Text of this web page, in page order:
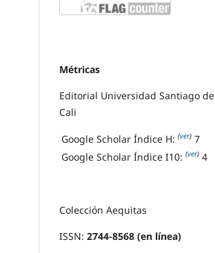
Métricas
Editorial Universidad Santiago de
Cali
Google Scholar Índice H: (ver) 7
Google Scholar Índice I10: (ver) 4
Colección Aequitas
ISSN: 2744-8568 (en línea)